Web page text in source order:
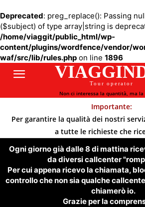
Deprecated: preg_replace(): Passing
($subject) of type array|string is
/home/viaggit/public_html/wp-
content/plugins/wordfence/vendor/
waf/src/lib/rules.php on line 1896
Tour operator
Non ci interessa la quantità, ma la
Importante:
Per garantire la qualità dei nostri
a tutte le richieste che
Ogni giorno già dalle 8 di mattina
da diversi callcenter
Per cui appena ricevo la chiamata,
controllo che non sia qualche
chiamerò io.
Grazie per la